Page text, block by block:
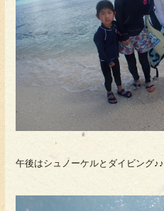
午後はシュノーケルとダイビング♪♪